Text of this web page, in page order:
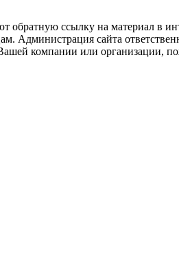
ссылку на материал в
Администрация сайта
компании или организации,